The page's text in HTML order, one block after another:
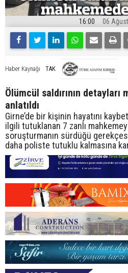
16:00 06
Haber Kaynağı TAK
Ölümcül saldırının detayları
anlatıldı
Girne’de bir kişinin hayatını
ilgili tutuklanan 7 zanlı
soruşturmanın sürdüğü
daha poliste tutuklu kalmasına